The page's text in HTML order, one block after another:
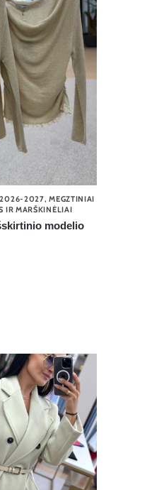
2026-2027,MEGZTINIAI
IR MARŠKINĖLIAI
modelio